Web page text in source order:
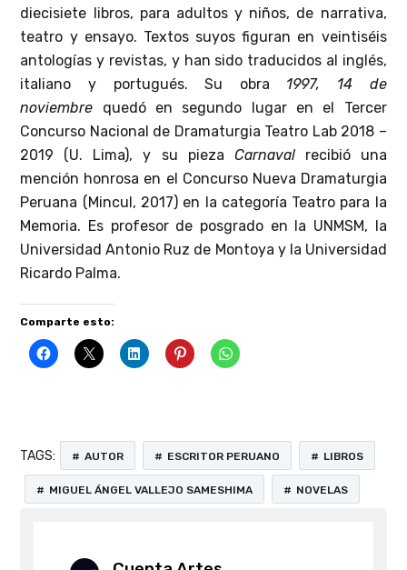
diecisiete libros, para adultos y niños, de narrativa,
teatro y ensayo. Textos suyos figuran en veintiséis
antologías y revistas, y han sido traducidos al inglés,
italiano y portugués. Su obra 1997, 14 de
noviembre quedó en segundo lugar en el Tercer
Concurso Nacional de Dramaturgia Teatro Lab 2018 –
2019 (U. Lima), y su pieza Carnavalrecibió una
mención honrosa en el Concurso Nueva Dramaturgia
Peruana (Mincul, 2017) en la categoría Teatro para la
Memoria. Es profesor de posgrado en la UNMSM, la
Universidad Antonio Ruz de Montoya y la Universidad
Ricardo Palma.
Comparte esto:
TAGS: AUTOR ESCRITOR PERUANO LIBROS
MIGUEL ÁNGEL VALLEJO SAMESHIMA NOVELAS